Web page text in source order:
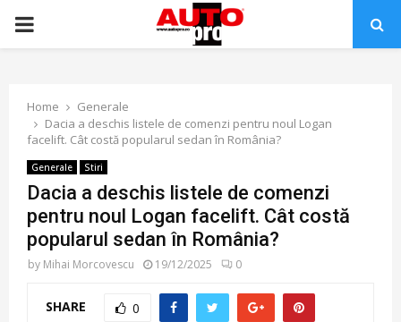
PRIMARY
Home
Generale
Dacia a deschis listele de comenzi pentru noul Logan
facelift. Cât costă popularul sedan în România?
Generale Stiri
Dacia a deschis listele de comenzi
pentru noul Logan facelift. Cât costă
popularul sedan în România?
by Mihai Morcovescu 19/12/2025 0
SHARE 0